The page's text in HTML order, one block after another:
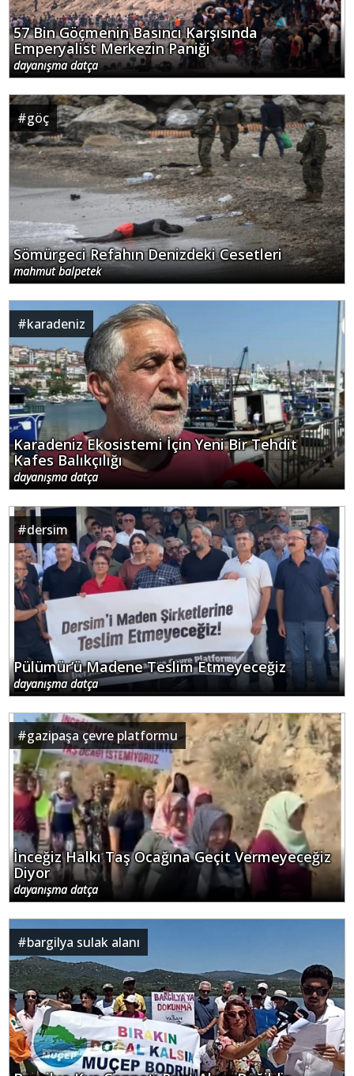
57 Bin Göçmenin Basıncı Karşısında
Emperyalist Merkezin Paniği
dayanışma datça
#göç
Sömürgeci Refahın Denizdeki Cesetleri
mahmut balpetek
#karadeniz
Karadeniz Ekosistemi İçin Yeni Bir Tehdit
Kafes Balıkçılığı
dayanışma datça
#dersim
Pülümür’ü Madene Teslim Etmeyeceğiz
dayanışma datça
#gazipaşa çevre platformu
İnceğiz Halkı Taş Ocağına Geçit Vermeyeceğiz
Diyor
dayanışma datça
#bargilya sulak alanı